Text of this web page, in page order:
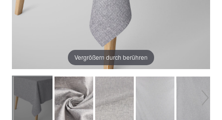
Vergrößern durch berühren